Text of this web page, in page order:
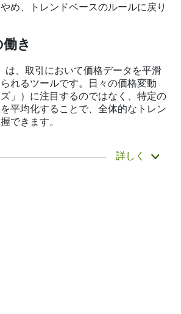
め、トレンドベースのルールに戻り
き
は、取引において価格データを平滑
れるツールです。日々の価格変動
ズ」）に注目するのではなく、特定の
平均化することで、全体的なトレン
できます。
に向かうかを予測するものではな
の移動平均線を組み合わせて使用
詳しく